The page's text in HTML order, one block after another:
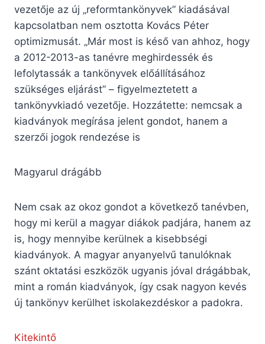
vezetője az új „reformtankönyvek” kiadásával
kapcsolatban nem osztotta Kovács Péter
optimizmusát. „Már most is késő van ahhoz, hogy
a 2012-2013-as tanévre meghirdessék és
lefolytassák a tankönyvek előállításához
szükséges eljárást” – figyelmeztetett a
tankönyvkiadó vezetője. Hozzátette: nemcsak a
kiadványok megírása jelent gondot, hanem a
szerzői jogok rendezése is
Magyarul drágább
Nem csak az okoz gondot a következő tanévben,
hogy mi kerül a magyar diákok padjára, hanem az
is, hogy mennyibe kerülnek a kisebbségi
kiadványok. A magyar anyanyelvű tanulóknak
szánt oktatási eszközök ugyanis jóval drágábbak,
mint a román kiadványok, így csak nagyon kevés
új tankönyv kerülhet iskolakezdéskor a padokra.
Kitekintő